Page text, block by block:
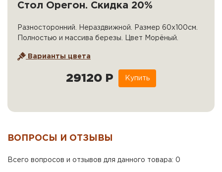
Стол Орегон. Скидка 20%
Разносторонний. Нераздвижной. Размер 60х100см.
Полностью и массива березы. Цвет Морёный.
Варианты цвета
29120 Р Купить
ВОПРОСЫ И ОТЗЫВЫ
Всего вопросов и отзывов для данного товара: 0